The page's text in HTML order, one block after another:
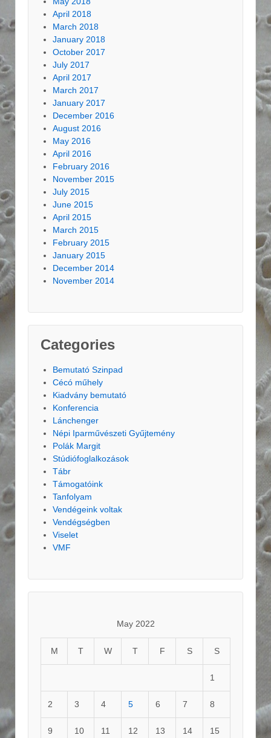
April 2018
March 2018
January 2018
October 2017
July 2017
April 2017
March 2017
January 2017
December 2016
August 2016
May 2016
April 2016
February 2016
November 2015
July 2015
June 2015
April 2015
March 2015
February 2015
January 2015
December 2014
November 2014
Categories
Bemutató Szinpad
Cécó műhely
Kiadvány bemutató
Konferencia
Lánchenger
Népi Iparművészeti Gyűjtemény
Polák Margit
Stúdiófoglalkozások
Tábr
Támogatóink
Tanfolyam
Vendégeink voltak
Vendégségben
Viselet
VMF
May 2022
M T W T F S S
1
2 3 4 5 6 7 8
9 10 11 12 13 14 15